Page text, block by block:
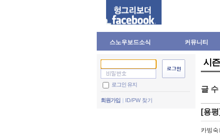
스노우보드소식 커뮤니티
로그인 유지
회원가입 ID/PW 찾기
시
글 수
[용
카빙숙